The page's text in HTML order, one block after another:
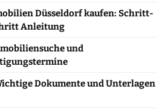
Düsseldorf kaufen: Schritt-
Anleitung
und
Dokumente und Unterlagen